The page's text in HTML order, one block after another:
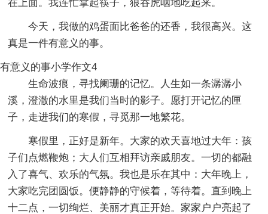
在上面。我连忙拿起筷子，狼吞虎咽地吃起来。
今天，我做的鸡蛋面比爸爸的还香，我很高兴。这
真是一件有意义的事。
有意义的事小学作文4
生命波痕，寻找阑珊的记忆。人生如一条潺潺小
溪，澄澈的水里是我们当时的影子。愿打开记忆的匣
子，走进我们的寒假，寻觅那一地繁花。
寒假里，正好是新年。大家的欢天喜地过大年：孩
子们点燃鞭炮；大人们互相拜访亲戚朋友。一切的都融
入了喜气、欢乐的气氛。我也是乐在其中：大年晚上，
大家吃完团圆饭。便静静的守候着，等待着。直到晚上
十二点，一切绚烂、美丽才真正开始。家家户户亮起了